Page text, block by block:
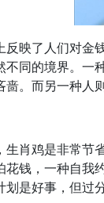
反映了人们对金
不同的境界。一
啬。而另一种人
生肖鸡是非常节
花钱，一种自我
划是好事，但过